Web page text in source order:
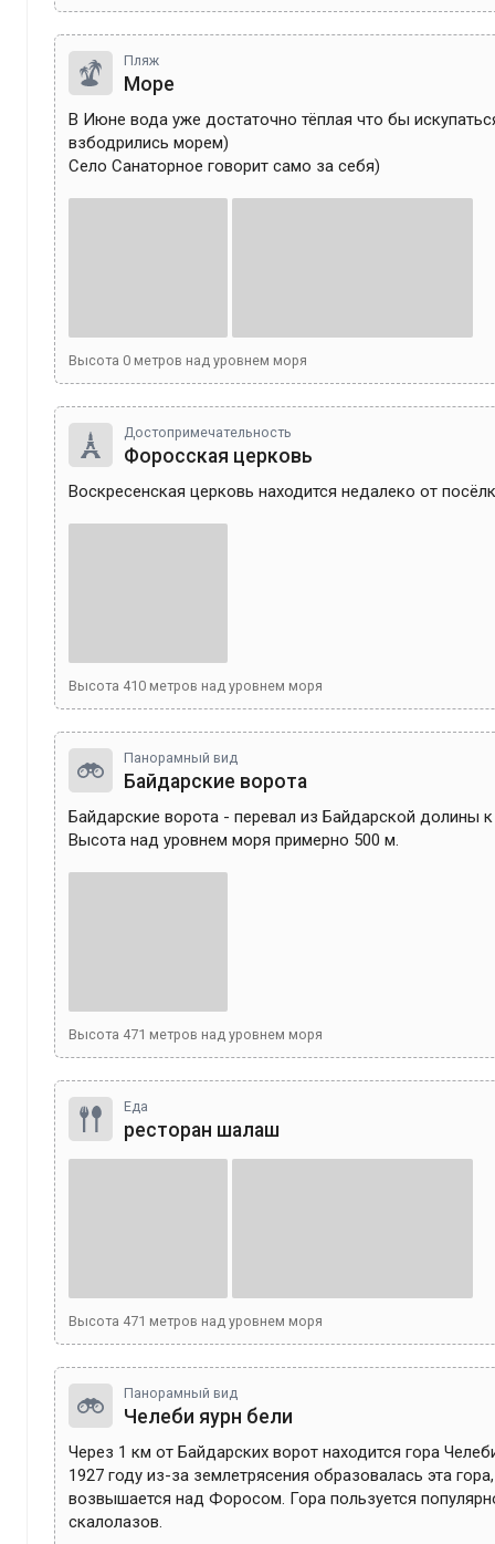
Пляж
Море
В Июне вода уже достаточно тёплая что бы
взбодрились морем)
Село Санаторное говорит само за себя)
Высота 0 метров над уровнем моря
Достопримечательность
Форосская церковь
Воскресенская церковь находится недалеко от
Высота 410 метров над уровнем моря
Панорамный вид
Байдарские ворота
Байдарские ворота - перевал из Байдарской долины
Высота над уровнем моря примерно 500 м.
Высота 471 метров над уровнем моря
Еда
ресторан шалаш
Высота 471 метров над уровнем моря
Панорамный вид
Челеби яурн бели
Через 1 км от Байдарских ворот находится гора
1927 году из-за землетрясения образовалась эта
возвышается над Форосом. Гора пользуется
скалолазов.